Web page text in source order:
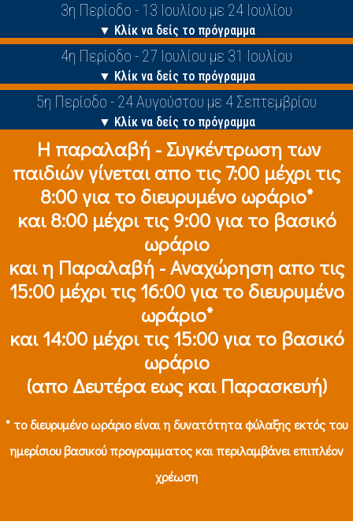
3η Περίοδο - 13 Ιουλίου με 24 Ιουλίου
▼ Κλίκ να δείς το πρόγραμμα
4η Περίοδο - 27 Ιουλίου με 31 Ιουλίου
▼ Κλίκ να δείς το πρόγραμμα
5η Περίοδο - 24 Αυγούστου με 4 Σεπτεμβρίου
▼ Κλίκ να δείς το πρόγραμμα
Η παραλαβή - Συγκέντρωση των
παιδιών γίνεται απο τις 7:00 μέχρι τις
8:00 για το διευρυμένο ωράριο*
και 8:00 μέχρι τις 9:00 για το βασικό
ωράριο
και η Παραλαβή - Αναχώρηση απο τις
15:00 μέχρι τις 16:00 για το διευρυμένο
ωράριο*
και 14:00 μέχρι τις 15:00 για το βασικό
ωράριο
(απο Δευτέρα εως και Παρασκευή)
* το διευρυμένο ωράριο είναι η δυνατότητα φύλαξης εκτός του
ημερίσιου βασικού προγραμματος και περιλαμβάνει επιπλέον
χρέωση